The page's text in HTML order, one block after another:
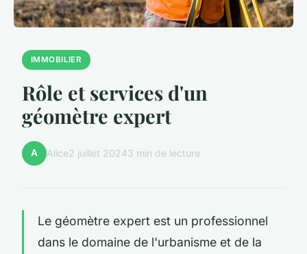
IMMOBILIER
Rôle et services d'un
géomètre expert
A Alice2 juillet 20243 min de lecture
Le géomètre expert est un professionnel
dans le domaine de l'urbanisme et de la